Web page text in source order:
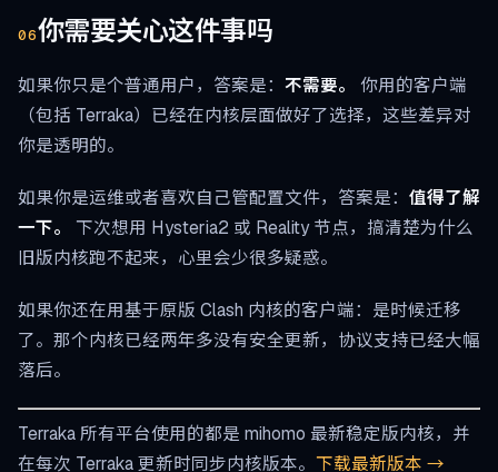
06你需要关心这件事吗
如果你只是个普通用户，答案是： 不需要。
你用的客户端
（包括 Terraka）已经在内核层面做好了选择，这些差异对
你是透明的。
如果你是运维或者喜欢自己管配置文件，答案是： 值得了解
一下。
下次想用 Hysteria2 或 Reality 节点，搞清楚为什么
旧版内核跑不起来，心里会少很多疑惑。
如果你还在用基于原版 Clash 内核的客户端：是时候迁移
了。那个内核已经两年多没有安全更新，协议支持已经大幅
落后。
Terraka 所有平台使用的都是 mihomo 最新稳定版内核，并
在每次 Terraka 更新时同步内核版本。 下载最新版本 →